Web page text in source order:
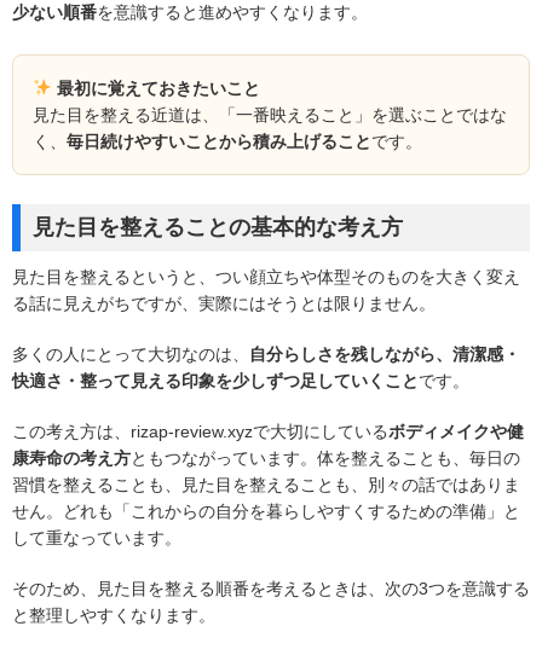
少ない順番を意識すると進めやすくなります。
最初に覚えておきたいこと
見た目を整える近道は、「一番映えること」を選ぶことではな
く、 毎日続けやすいことから積み上げることです。
見た目を整えることの基本的な考え方
見た目を整えるというと、つい顔立ちや体型そのものを大きく変え
る話に見えがちですが、実際にはそうとは限りません。
多くの人にとって大切なのは、
自分らしさを残しながら、清潔感・
快適さ・整って見える印象を少しずつ足していくことです。
この考え方は、rizap-review.xyzで大切にしているボディメイクや健
康寿命の考え方ともつながっています。体を整えることも、毎日の
習慣を整えることも、見た目を整えることも、別々の話ではありま
せん。どれも「これからの自分を暮らしやすくするための準備」と
して重なっています。
そのため、見た目を整える順番を考えるときは、次の3つを意識する
と整理しやすくなります。